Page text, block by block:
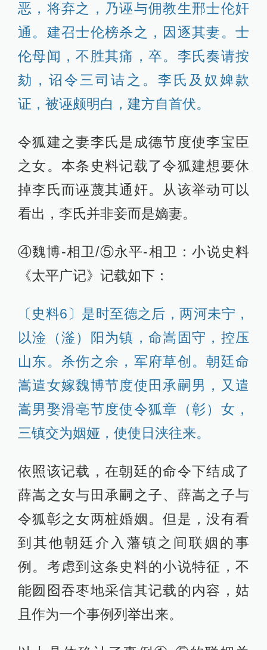
恶，将弃之，乃诬与佣教生邢士伦奸
通。建召士伦榜杀之，因逐其妻。士
伦母闻，不胜其痛，卒。李氏奏请按
劾，诏令三司诘之。李氏及奴婢款
证，被诬颇明白，建方自首伏。
令狐建之妻李氏是成德节度使李宝臣
之女。本条史料记载了令狐建想要休
掉李氏而诬蔑其通奸。从该举动可以
看出，李氏并非妾而是嫡妻。
④魏博-相卫/⑤永平-相卫：小说史料
《太平广记》记载如下：
〔史料6〕是时至德之后，两河未宁，
以淦（滏）阳为镇，命嵩固守，控压
山东。杀伤之余，军府草创。朝廷命
嵩遣女嫁魏博节度使田承嗣男，又遣
嵩男娶滑亳节度使令狐章（彰）女，
三镇交为姻娅，使使日浃往来。
依照该记载，在朝廷的命令下结成了
薛嵩之女与田承嗣之子、薛嵩之子与
令狐彰之女两桩婚姻。但是，没有看
到其他朝廷介入藩镇之间联姻的事
例。考虑到这条史料的小说特征，不
能囫囵吞枣地采信其记载的内容，姑
且作为一个事例列举出来。